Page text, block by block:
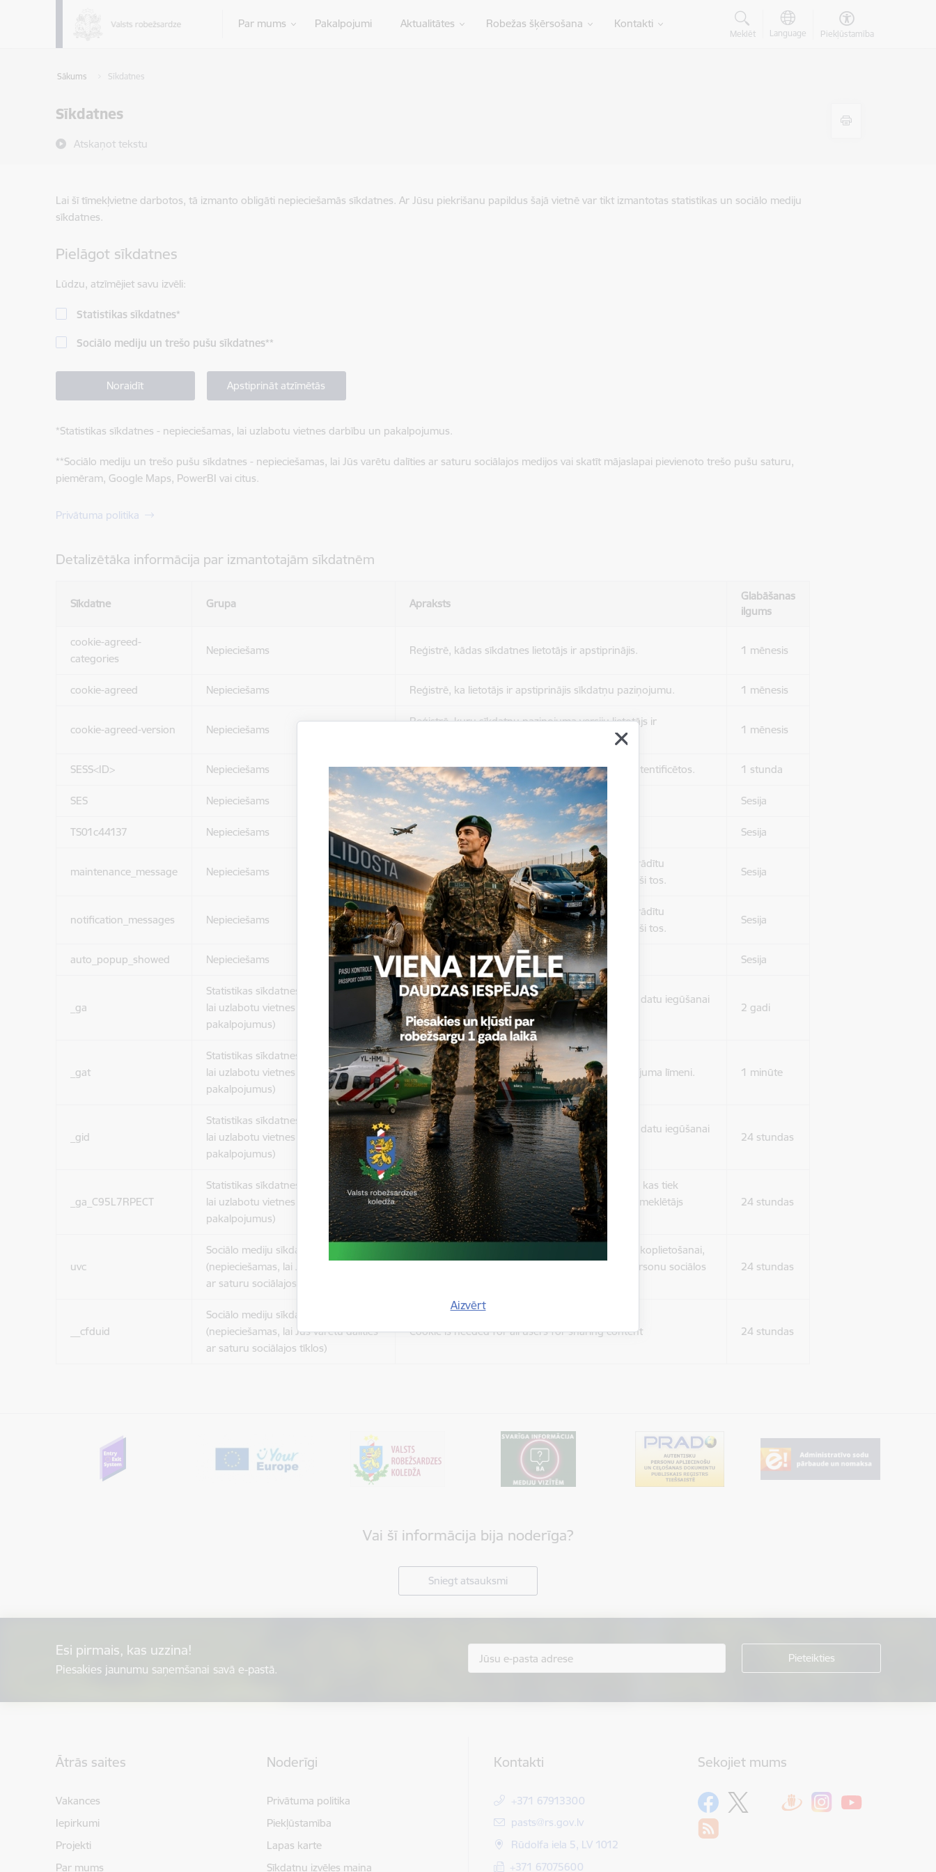
Par mums Pakalpojumi Aktualitātes Robežas šķērsošana Kontakti
Meklēt Language Piekļūstamība
Sākums Sīkdatnes
Sīkdatnes
Atskaņot tekstu
Aizvērt
Lai šī tīmekļvietne darbotos, tā izmanto obligāti nepieciešamās sīkdatnes. Ar Jūsu piekrišanu papildus šajā vietnē var tikt izmantotas statistikas un sociālo mediju
sīkdatnes.
Pielāgot sīkdatnes
Lūdzu, atzīmējiet savu izvēli:
Statistikas sīkdatnes*
Sociālo mediju un trešo pušu sīkdatnes**
Noraidīt Apstiprināt atzīmētās
*Statistikas sīkdatnes - nepieciešamas, lai uzlabotu vietnes darbību un pakalpojumus.
**Sociālo mediju un trešo pušu sīkdatnes - nepieciešamas, lai Jūs varētu dalīties ar saturu sociālajos medijos vai skatīt mājaslapai pievienoto trešo pušu saturu,
piemēram, Google Maps, PowerBI vai citus.
Privātuma politika
Detalizētāka informācija par izmantotajām sīkdatnēm
Sīkdatne Grupa Apraksts
Glabāšanas
ilgums
cookie-agreed-
categories
Nepieciešams Reģistrē, kādas sīkdatnes lietotājs ir apstiprinājis. 1 mēnesis
cookie-agreed Nepieciešams Reģistrē, ka lietotājs ir apstiprinājis sīkdatņu paziņojumu. 1 mēnesis
cookie-agreed-version Nepieciešams
Reģistrē, kuru sīkdatņu paziņojuma versiju lietotājs ir
1 mēnesis
SESS<ID> Nepieciešams Nepieciešams tikai satura administratoriem, lai autentificētos. 1 stunda
SES Nepieciešams Sesijas uzturēšana no slodzes dalīšanas viedokļa. Sesija
TS01c44137 Nepieciešams Drošības politikas sesija. Sesija
maintenance_message Nepieciešams
Sīkdatne ir nepieciešama, lai visiem lietotājiem nerādītu
ziņojumus pēc tam, kad viņi ir izlasījuši un aizvēruši tos.
Sesija
notification_messages Nepieciešams
Sīkdatne ir nepieciešama, lai visiem lietotājiem nerādītu
ziņojumus pēc tam, kad viņi ir izlasījuši un aizvēruši tos.
Sesija
auto_popup_showed Nepieciešams Reģistrē, ka tiek parādīts modālais logs. Sesija
_ga
Statistikas sīkdatnes (nepieciešamas,
lai uzlabotu vietnes darbību un
pakalpojumus)
Reģistrē unikālu ID, kas tiek izmantots statistisko datu iegūšanai
par to, kā apmeklētājs izmanto vietni.
2 gadi
_gat
Statistikas sīkdatnes (nepieciešamas,
lai uzlabotu vietnes darbību un
pakalpojumus)
Izmanto Google Analytics, lai samazinātu pieprasījuma līmeni. 1 minūte
_gid
Statistikas sīkdatnes (nepieciešamas,
lai uzlabotu vietnes darbību un
pakalpojumus)
Reģistrē unikālu ID, kas tiek izmantots statistisko datu iegūšanai
par to, kā apmeklētājs izmanto vietni.
24 stundas
_ga_C95L7RPECT
Statistikas sīkdatnes (nepieciešamas,
lai uzlabotu vietnes darbību un
pakalpojumus)
Reģistrē unikālu ID priekš jaunākās GA 4 versijas, kas tiek
izmantots statistisko datu iegūšanai par to, kā apmeklētājs
izmanto vietni.
24 stundas
uvc
Sociālo mediju sīkdatnes
(nepieciešamas, lai Jūs varētu dalīties
ar saturu sociālajos tīklos)
Šīs sīkdatnes ir paredzētas tādu vietņu un satura koplietošanai,
kas jūs interesē mūsu vietnē, izmantojot trešo personu sociālos
24 stundas
__cfduid
Sociālo mediju sīkdatnes
(nepieciešamas, lai Jūs varētu dalīties
ar saturu sociālajos tīklos)
Cookie is needed for all users for sharing content 24 stundas
Vai šī informācija bija noderīga?
Sniegt atsauksmi
Esi pirmais, kas uzzina!
Piesakies jaunumu saņemšanai savā e-pastā.
Ātrās saites
Vakances
Iepirkumi
Projekti
Par mums
Noderīgi
Privātuma politika
Piekļūstamība
Lapas karte
Sīkdatņu izvēles maiņa
Kontakti
+371 67913300
E-pasts:
pasts@rs.gov.lv
Rūdolfa iela 5, LV 1012
+371 67075600
Sekojiet mums